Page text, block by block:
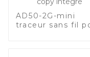
AD50-2G-mini
traceur sans fil